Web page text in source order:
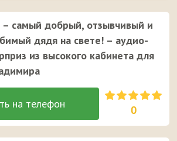
самый добрый, отзывчивый и
дядя на свете! – аудио-
из высокого кабинета для
0